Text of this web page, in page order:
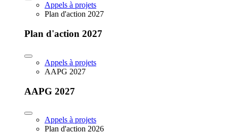
Appels à projets
Plan d'action 2027
Plan d'action 2027
Appels à projets
AAPG 2027
AAPG 2027
Appels à projets
Plan d'action 2026